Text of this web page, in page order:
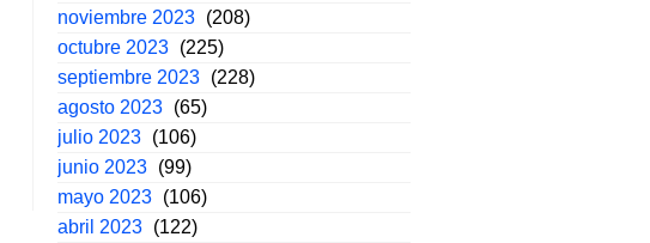
noviembre 2023 (208)
octubre 2023 (225)
septiembre 2023 (228)
agosto 2023 (65)
julio 2023 (106)
junio 2023 (99)
mayo 2023 (106)
abril 2023 (122)